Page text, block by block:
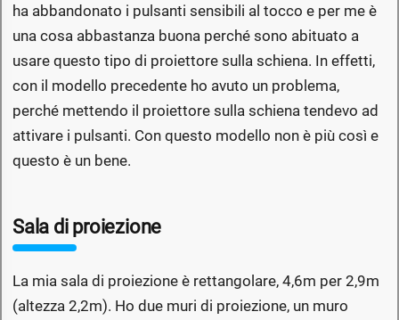
ha abbandonato i pulsanti sensibili al tocco e per me è
una cosa abbastanza buona perché sono abituato a
usare questo tipo di proiettore sulla schiena. In effetti,
con il modello precedente ho avuto un problema,
perché mettendo il proiettore sulla schiena tendevo ad
attivare i pulsanti. Con questo modello non è più così e
questo è un bene.
Sala di proiezione
La mia sala di proiezione è rettangolare, 4,6m per 2,9m
(altezza 2,2m). Ho due muri di proiezione, un muro